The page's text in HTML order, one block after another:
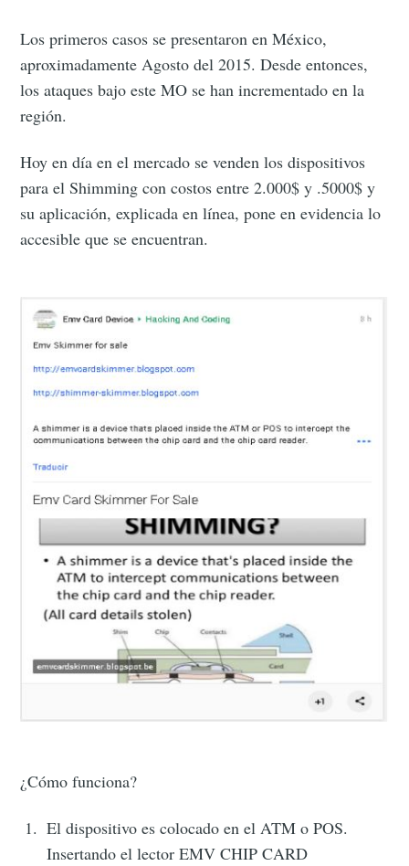
Los primeros casos se presentaron en México,
aproximadamente Agosto del 2015. Desde entonces,
los ataques bajo este MO se han incrementado en la
región.
Hoy en día en el mercado se venden los dispositivos
para el Shimming con costos entre 2.000$ y .5000$ y
su aplicación, explicada en línea, pone en evidencia lo
accesible que se encuentran.
¿Cómo funciona?
El dispositivo es colocado en el ATM o POS.
Insertando el lector EMV CHIP CARD